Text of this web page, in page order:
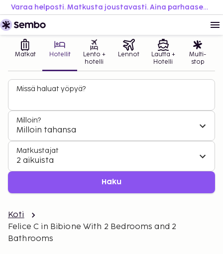
Varaa helposti. Matkusta joustavasti. Aina parhaaseen hintaan.
Matkat Hotellit
Lento +
hotelli
Lennot
Lautta +
Hotelli
Multi-
stop
Missä haluat yöpyä?
Milloin?
Milloin tahansa
Matkustajat
2 aikuista
Haku
Koti
Felice C in Bibione With 2 Bedrooms and 2
Bathrooms